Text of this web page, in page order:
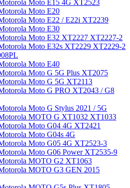
Moto E15 4G XT2523
Moto E20
Moto E22 / E22i XT2239
Moto E30
Moto E32 XT2227 XT2227-2
Moto E32s XT2229 XT2229-2
Moto E40
Moto G 5G Plus XT2075
Moto G 5G XT2113
Moto G PRO XT2043 / G8
Moto G Stylus 2021 / 5G
MOTO G XT1032 XT1033
Moto G04 4G XT2421
Moto G04s 4G
Moto G05 4G XT2523-3
Moto G06 Power XT2535-9
MOTO G2 XT1063
MOTO G3 GEN 2015